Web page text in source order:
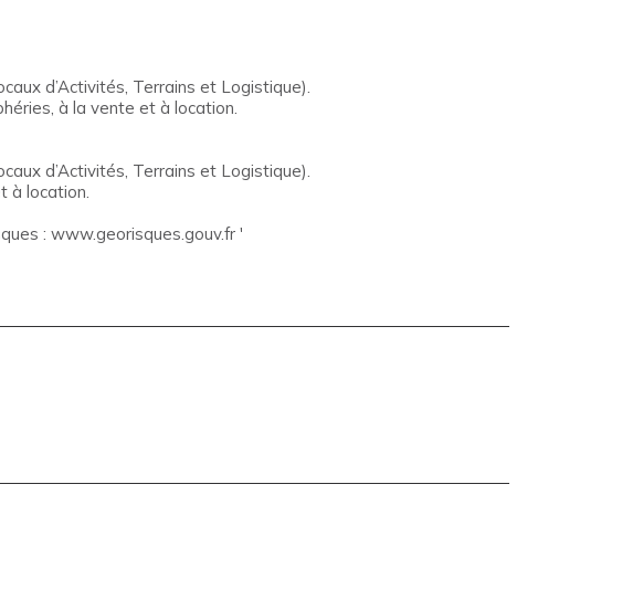
d’Activités, Terrains et Logistique).
à la vente et à location.
d’Activités, Terrains et Logistique).
à location.
: www.georisques.gouv.fr '